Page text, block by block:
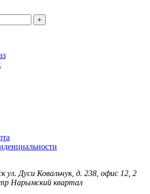
+
ул. Дуси Ковальчук, д. 238, офис 12, 2
Нарымский квартал